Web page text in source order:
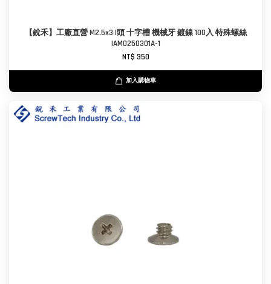
【銳禾】工廠直營 M2.5x3 I頭 十字槽 機械牙 鍍鎳 100入 特殊螺絲
IAM0250301A-1
NT$ 350
加入購物車